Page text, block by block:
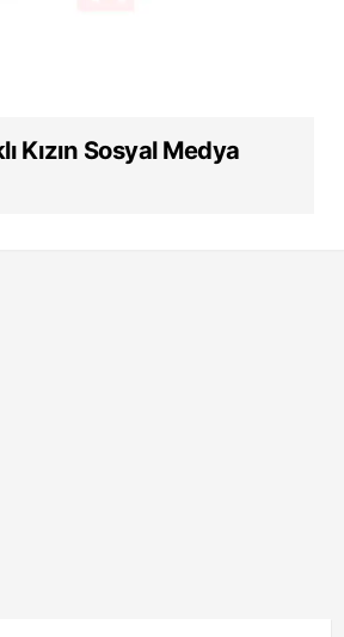
Kızın Sosyal Medya